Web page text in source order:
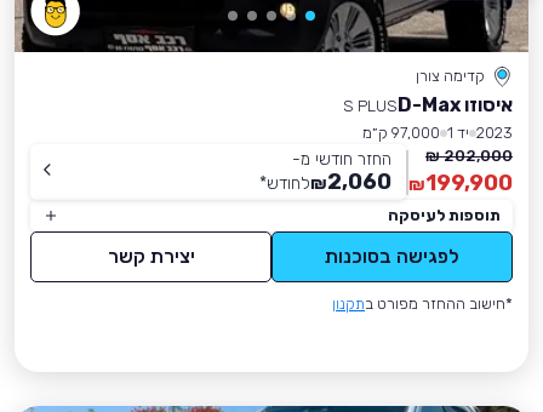
קדימה צורן
איסוזו D-Max
S PLUS
2023 יד 1
97,000 ק״מ
202,000 ₪
199,900
₪
החזר חודשי מ-
2,060
₪לחודש*
תוספות לעיסקה
לפגישה בסוכנות יצירת קשר
*חישוב ההחזר מפורט בתקנון